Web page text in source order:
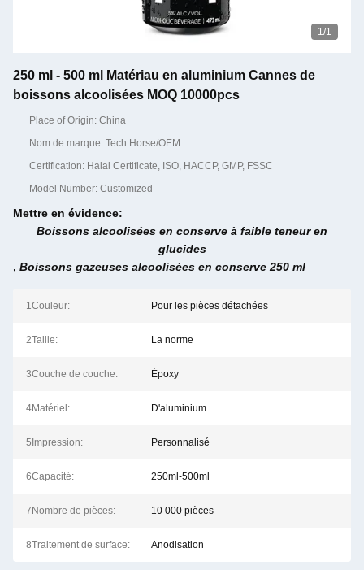
1/1
250 ml - 500 ml Matériau en aluminium Cannes de
boissons alcoolisées MOQ 10000pcs
Place of Origin: China
Nom de marque: Tech Horse/OEM
Certification: Halal Certificate, ISO, HACCP, GMP, FSSC
Model Number: Customized
Mettre en évidence:
Boissons alcoolisées en conserve à faible teneur en
glucides
, Boissons gazeuses alcoolisées en conserve 250 ml
1Couleur: Pour les pièces détachées
2Taille: La norme
3Couche de couche: Époxy
4Matériel: D'aluminium
5Impression: Personnalisé
6Capacité: 250ml-500ml
7Nombre de pièces: 10 000 pièces
8Traitement de surface: Anodisation